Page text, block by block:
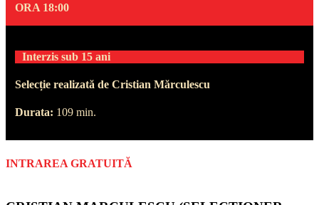
ORA 18:00
Interzis sub 15 ani
Selecție realizată de Cristian Mărculescu
Durata: 109 min.
INTRAREA GRATUITĂ